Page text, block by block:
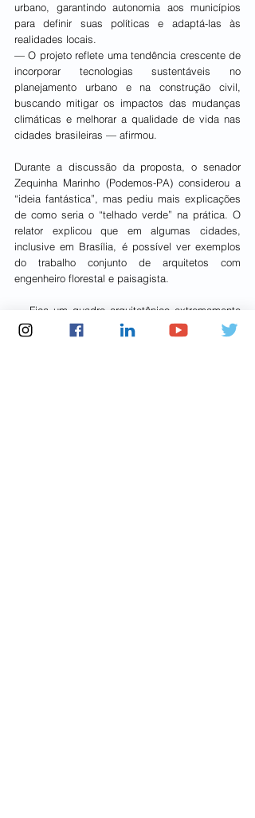
urbano, garantindo autonomia aos municípios
para definir suas políticas e adaptá-las às
realidades locais.
— O projeto reflete uma tendência crescente de
incorporar tecnologias sustentáveis no
planejamento urbano e na construção civil,
buscando mitigar os impactos das mudanças
climáticas e melhorar a qualidade de vida nas
cidades brasileiras — afirmou.
Durante a discussão da proposta, o senador
Zequinha Marinho (Podemos-PA) considerou a
“ideia fantástica”, mas pediu mais explicações
de como seria o “telhado verde” na prática. O
relator explicou que em algumas cidades,
inclusive em Brasília, é possível ver exemplos
do trabalho conjunto de arquitetos com
engenheiro florestal e paisagista.
— Fica um quadro arquitetônico extremamente
bonito, consorciado com os outros cuidados,